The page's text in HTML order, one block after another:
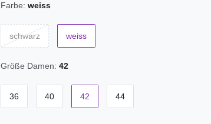
Farbe: weiss
schwarz weiss
Größe Damen: 42
36 40 42 44